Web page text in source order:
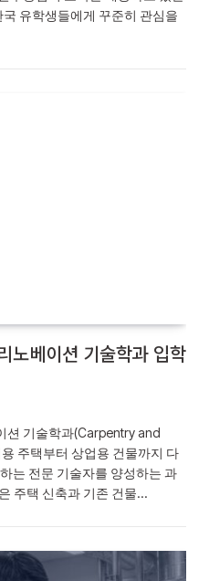
유학생들에게 꾸준히 관심을
노베이션 기술학과 입학
션 기술학과(Carpentry and
주택부터 상업용 건물까지 다
는 전문 기술자를 양성하는 과
주택 신축과 기존 건물…